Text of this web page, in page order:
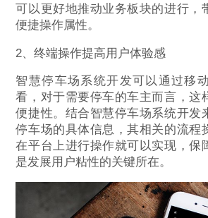
可以更好地推动业务板块的进行，
便捷操作属性。
2、终端操作提高用户体验感
智慧停车场系统开发可以通过移
看，对于需要停车的车主而言，这
便捷性。结合智慧停车场系统开发
停车场的具体信息，其相关的流程
在平台上进行操作就可以实现，保
是发展用户粘性的关键所在。